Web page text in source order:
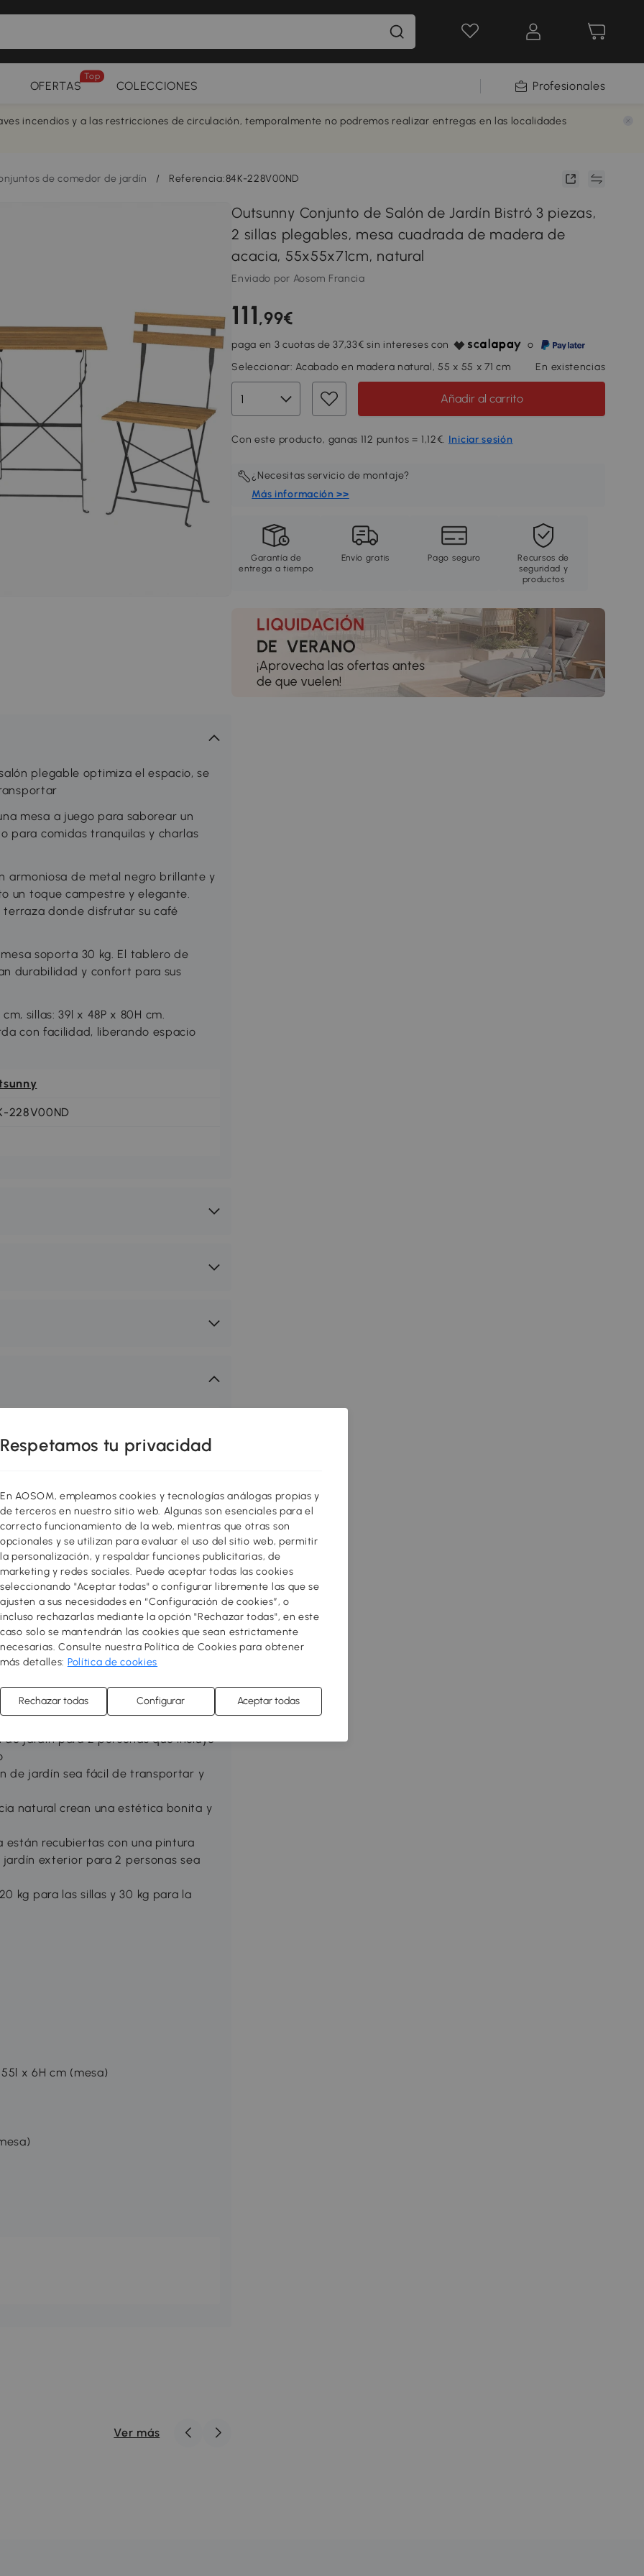
OFERTAS
Top
COLECCIONES Profesionales
incendios y a las restricciones de circulación, temporalmente no podremos realizar entregas en las localidades
de comedor de jardín / Referencia:84K-228V00ND
Outsunny Conjunto de Salón de Jardín Bistró 3 piezas,
2 sillas plegables, mesa cuadrada de madera de
acacia, 55x55x71cm, natural
Enviado por Aosom Francia
111,99€
paga en 3 cuotas de 37,33€ sin intereses con
o
Seleccionar:Acabado en madera natural, 55 x 55 x 71 cm En existencias
Añadir al carrito
Con este producto, ganas 112 puntos = 1,12€. Iniciar sesión
¿Necesitas servicio de montaje?
Más información >>
Garantía de
entrega a tiempo
Envío gratis Pago seguro
Recursos de
seguridad y
productos
plegable optimiza el espacio, se
mesa a juego para saborear un
para comidas tranquilas y charlas
armoniosa de metal negro brillante y
un toque campestre y elegante.
donde disfrutar su café
mesa soporta 30 kg. El tablero de
durabilidad y confort para sus
cm, sillas: 39l x 48P x 80H cm.
con facilidad, liberando espacio
228V00ND
tu zona favorita. Prepara el
y acogedor. Puedes hacerlo
suelos de exterior, jardineras y
exterior cómodos y elegantes,
al máximo del aire libre
eventos y fiestas serán
oportunidad perdida para tomar un
muebles elegantes y
un montaje complicado parece
para usar, sin necesidad de
bistró de jardín de 3 piezas para
madera de acacia y metal, para
realzará sus momentos de
jardín para 2 personas que incluye
de jardín sea fácil de transportar y
natural crean una estética bonita y
están recubiertas con una pintura
exterior para 2 personas sea
kg para las sillas y 30 kg para la
x 6H cm (mesa)
Ver más
Respetamos tu privacidad
En AOSOM, empleamos cookies y tecnologías análogas propias y
de terceros en nuestro sitio web. Algunas son esenciales para el
correcto funcionamiento de la web, mientras que otras son
opcionales y se utilizan para evaluar el uso del sitio web, permitir
la personalización, y respaldar funciones publicitarias, de
marketing y redes sociales. Puede aceptar todas las cookies
seleccionando "Aceptar todas" o configurar libremente las que se
ajusten a sus necesidades en “Configuración de cookies”, o
incluso rechazarlas mediante la opción "Rechazar todas", en este
caso solo se mantendrán las cookies que sean estrictamente
necesarias. Consulte nuestra Política de Cookies para obtener
más detalles: Política de cookies
Rechazar todas Configurar Aceptar todas